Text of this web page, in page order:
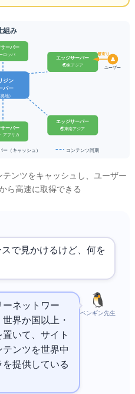
の仕組み
ジン
バー
拠地）
ーバー
ロッパ
エッジサーバー
🌏 東アジア
エッジサーバー
🌏 東南アジア
サーバー
アフリカ
👤
ユーザー
最寄り
ー（キャッシュ） コンテンツ同期
ンテンツをキャッシュし、ユーザー
ら高速に取得できる
ュースで見かけるけど、何を
ペンギン先生
ーネットワー
か国以上・4,000
置いて、Webサイト
ンツを世界中
提供している